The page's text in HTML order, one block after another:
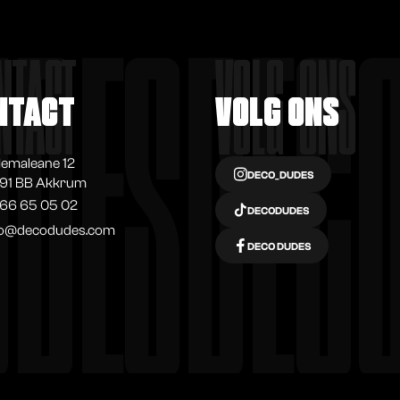
12
BB Akkrum
65 05 02
VOLG ONS
VOLG ONS
DECO_DUDES
DECODUDES
DECO DUDES